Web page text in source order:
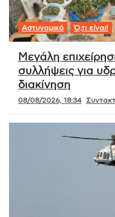
Αστυνομικό Ό,τι είναι!
Μεγάλη
συλλήψεις για
διακίνηση
08/08/2026, 18:34